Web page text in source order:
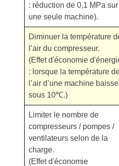
: réduction de 0,1 MPa sur
une seule machine).
Diminuer la température
l’air du compresseur.
(Effet d'économie
: lorsque la température
l’air d’une machine baisse
sous 10℃.)
Limiter le nombre de
compresseurs / pompes /
ventilateurs selon de la
charge.
(Effet d'économie